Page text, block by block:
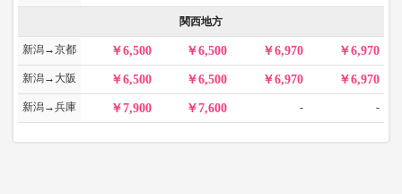
関西地方
新潟→京都 6,500 6,500 6,970 6,970
新潟→大阪 6,500 6,500 6,970 6,970
新潟→兵庫 7,900 7,600 - -